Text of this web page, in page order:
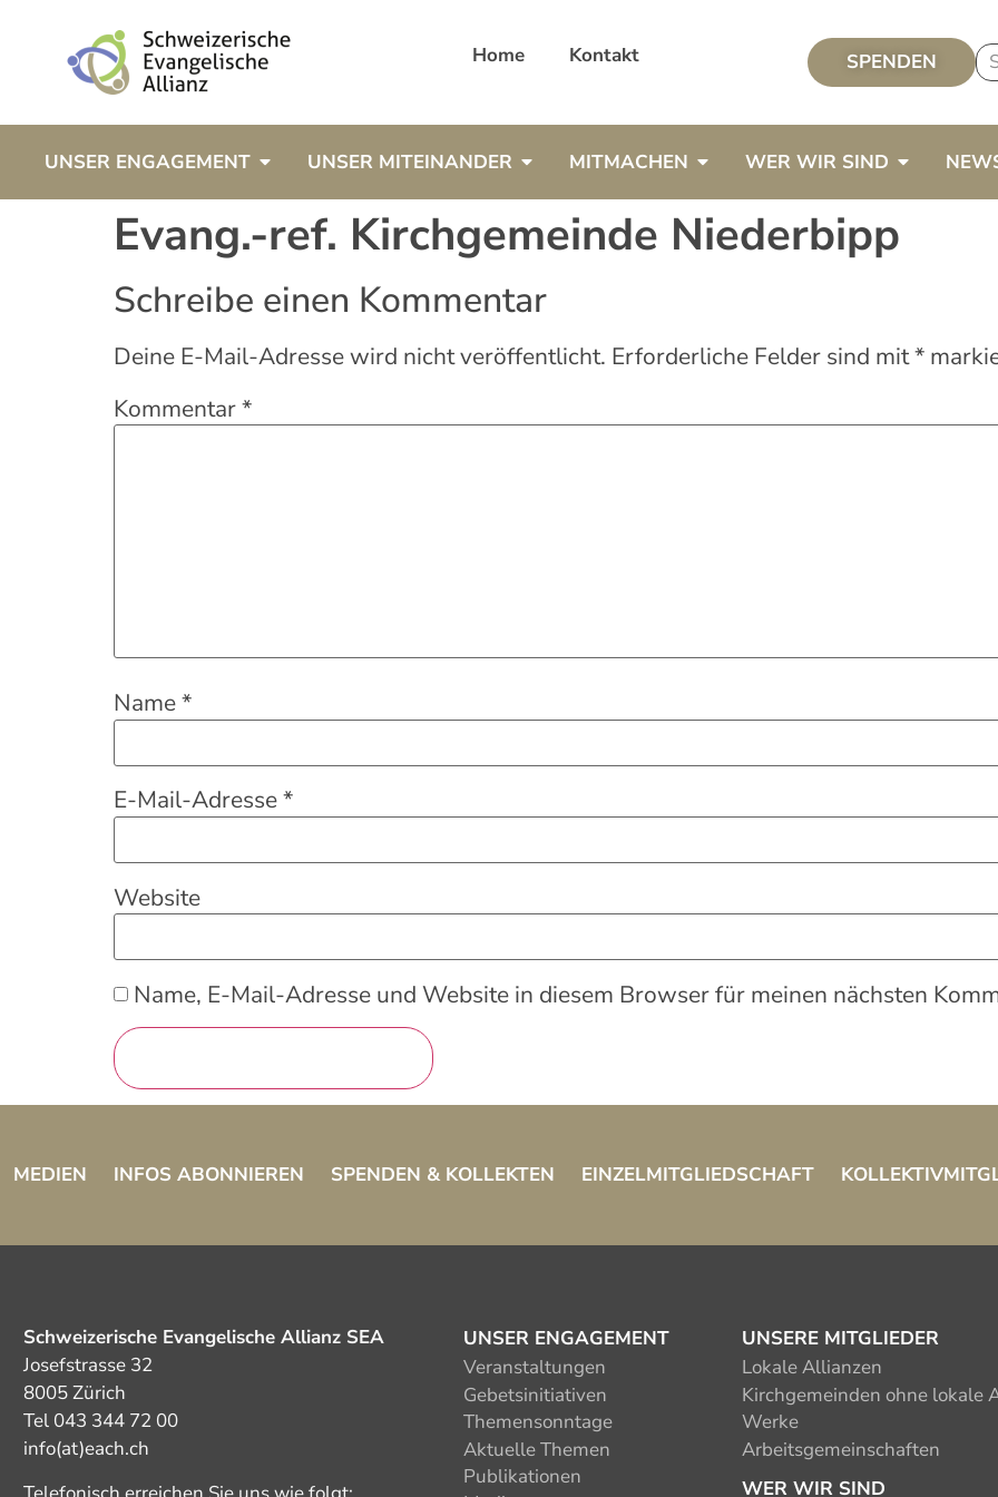
Home Kontakt SPENDEN
UNSER ENGAGEMENT UNSER MITEINANDER MITMACHEN WER WIR SIND
Evang.-ref. Kirchgemeinde Niederbipp
Schreibe einen Kommentar
Deine E-Mail-Adresse wird nicht veröffentlicht. Erforderliche Felder sind mit*
Kommentar*
Name*
E-Mail-Adresse*
Website
Name, E-Mail-Adresse und Website in diesem Browser für meinen nächsten
MEDIEN INFOS ABONNIEREN SPENDEN & KOLLEKTEN EINZELMITGLIEDSCHAFT
Schweizerische Evangelische Allianz SEA
Josefstrasse 32
8005 Zürich
Tel 043 344 72 00
info(at)each.ch
UNSER ENGAGEMENT
Veranstaltungen
Gebetsinitiativen
Themensonntage
Aktuelle Themen
Publikationen
UNSERE MITGLIEDER
Lokale Allianzen
Kirchgemeinden ohne lokale
Werke
Arbeitsgemeinschaften
WER WIR SIND